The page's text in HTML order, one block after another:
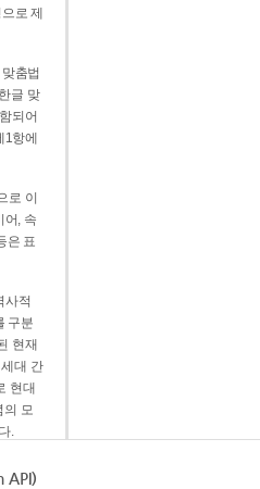
로 제
춤법
글 맞
되어
항에
로 이
어, 속
은 표
사적
구분
현재
대 간
현대
의 모
.
다.
API)